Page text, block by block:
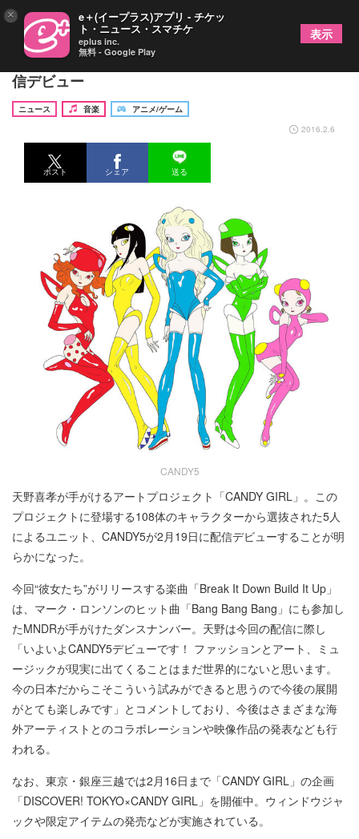
天野喜孝のキャラクターユニット「CANDY5」が配
信デビュー
ニュース 音楽
アニメ/ゲーム
2016.2.6
ポスト シェア 送る
CANDY5
天野喜孝が手がけるアートプロジェクト「CANDY GIRL」。この
プロジェクトに登場する108体のキャラクターから選抜された5人
によるユニット、CANDY5が2月19日に配信デビューすることが明
らかになった。
今回“彼女たち”がリリースする楽曲「Break It Down Build It Up」
は、マーク・ロンソンのヒット曲「Bang Bang Bang」にも参加し
たMNDRが手がけたダンスナンバー。天野は今回の配信に際し
「いよいよCANDY5デビューです！ ファッションとアート、ミュ
ージックが現実に出てくることはまだ世界的にないと思います。
今の日本だからこそこういう試みができると思うので今後の展開
がとても楽しみです」とコメントしており、今後はさまざまな海
外アーティストとのコラボレーションや映像作品の発表なども行
われる。
なお、東京・銀座三越では2月16日まで「CANDY GIRL」の企画
「DISCOVER! TOKYO×CANDY GIRL」を開催中。ウィンドウジャ
ックや限定アイテムの発売などが実施されている。
× e＋(イープラス)アプリ - チケッ
ト・ニュース・スマチケ
eplus inc.
無料 - Google Play
表示